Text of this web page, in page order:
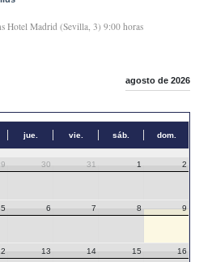
Hotel Madrid (Sevilla, 3) 9:00 horas
agosto de 2026
jue. vie. sáb. dom.
30 31 1 2
5 6 7 8 9
13 14 15 16